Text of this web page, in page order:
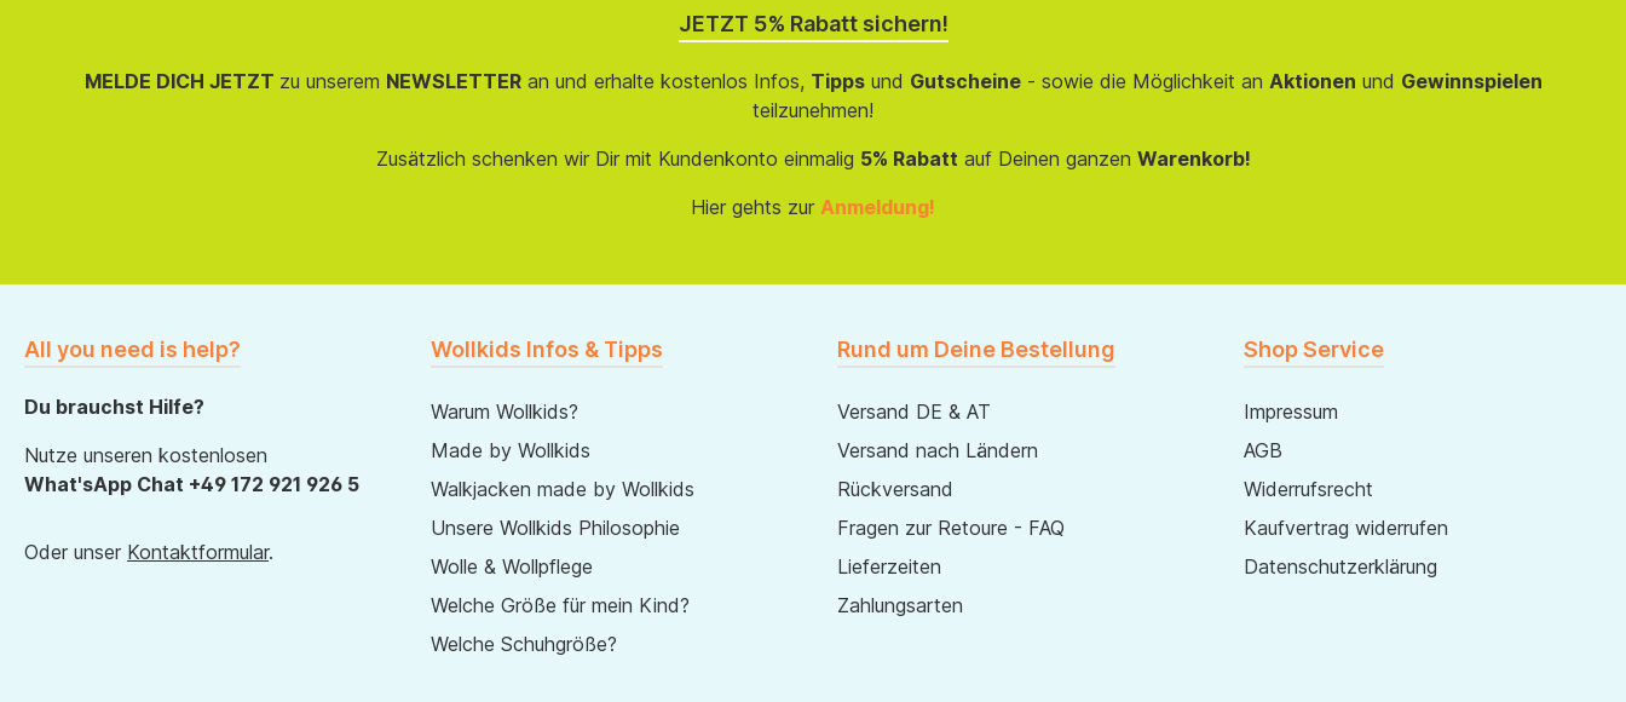
JETZT 5% Rabatt sichern!
MELDE DICH JETZT zu unserem NEWSLETTERan und erhalte kostenlos Infos, Tippsund Gutscheine- sowie die Möglichkeit an Aktionen und Gewinnspielen
teilzunehmen!
Zusätzlich schenken wir Dir mit Kundenkonto einmalig 5% Rabatt auf Deinen ganzen Warenkorb!
Hier gehts zur Anmeldung!
All you need is help?
Du brauchst Hilfe?
Nutze unseren kostenlosen
What'sApp Chat +49 172 921 926 5
Oder unser Kontaktformular.
Wollkids Infos & Tipps
Warum Wollkids?
Made by Wollkids
Walkjacken made by Wollkids
Unsere Wollkids Philosophie
Wolle & Wollpflege
Welche Größe für mein Kind?
Welche Schuhgröße?
Rund um Deine Bestellung
Versand DE & AT
Versand nach Ländern
Rückversand
Fragen zur Retoure - FAQ
Lieferzeiten
Zahlungsarten
Shop Service
Impressum
AGB
Widerrufsrecht
Kaufvertrag widerrufen
Datenschutzerklärung